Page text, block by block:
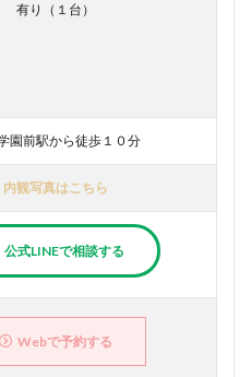
有り（１台）
園前駅から徒歩１０分
内観写真はこちら
公式LINEで相談する
Webで予約する